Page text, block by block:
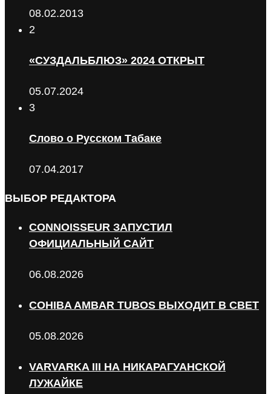
08.02.2013
2
«СУЗДАЛЬБЛЮЗ» 2024 ОТКРЫТ
05.07.2024
3
Слово о Русском Табаке
07.04.2017
ВЫБОР РЕДАКТОРА
CONNOISSEUR ЗАПУСТИЛ
ОФИЦИАЛЬНЫЙ САЙТ
06.08.2026
COHIBA AMBAR TUBOS ВЫХОДИТ В СВЕТ
05.08.2026
VARVARKA III НА НИКАРАГУАНСКОЙ
ЛУЖАЙКЕ